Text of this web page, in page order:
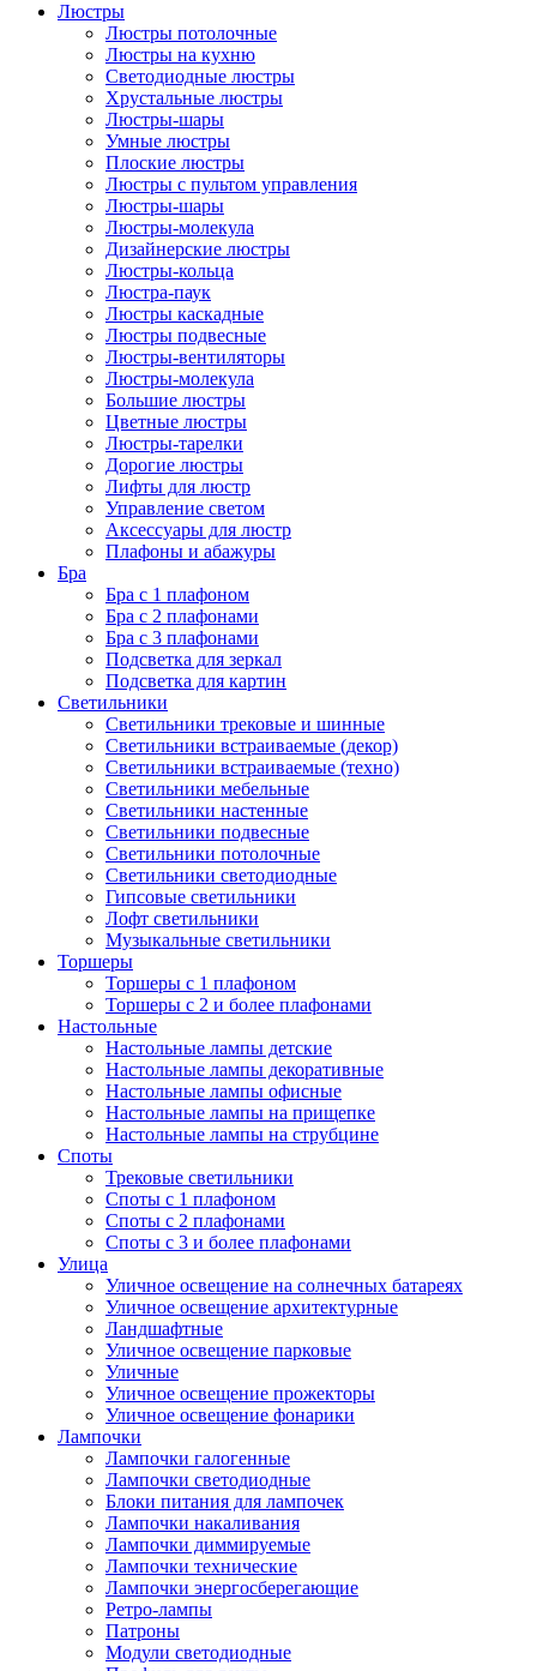
Люстры
Люстры потолочные
Люстры на кухню
Светодиодные люстры
Хрустальные люстры
Люстры-шары
Умные люстры
Плоские люстры
Люстры с пультом управления
Люстры-шары
Люстры-молекула
Дизайнерские люстры
Люстры-кольца
Люстра-паук
Люстры каскадные
Люстры подвесные
Люстры-вентиляторы
Люстры-молекула
Большие люстры
Цветные люстры
Люстры-тарелки
Дорогие люстры
Лифты для люстр
Управление светом
Аксессуары для люстр
Плафоны и абажуры
Бра
Бра с 1 плафоном
Бра с 2 плафонами
Бра с 3 плафонами
Подсветка для зеркал
Подсветка для картин
Светильники
Светильники трековые и шинные
Светильники встраиваемые (декор)
Светильники встраиваемые (техно)
Светильники мебельные
Светильники настенные
Светильники подвесные
Светильники потолочные
Светильники светодиодные
Гипсовые светильники
Лофт светильники
Музыкальные светильники
Торшеры
Торшеры с 1 плафоном
Торшеры с 2 и более плафонами
Настольные
Настольные лампы детские
Настольные лампы декоративные
Настольные лампы офисные
Настольные лампы на прищепке
Настольные лампы на струбцине
Споты
Трековые светильники
Споты с 1 плафоном
Споты с 2 плафонами
Споты с 3 и более плафонами
Улица
Уличное освещение на солнечных батареях
Уличное освещение архитектурные
Ландшафтные
Уличное освещение парковые
Уличные
Уличное освещение прожекторы
Уличное освещение фонарики
Лампочки
Лампочки галогенные
Лампочки светодиодные
Блоки питания для лампочек
Лампочки накаливания
Лампочки диммируемые
Лампочки технические
Лампочки энергосберегающие
Ретро-лампы
Патроны
Модули светодиодные